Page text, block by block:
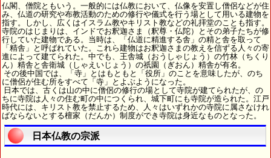
仏閣、僧院ともいう。一般的には仏教において、仏像を安置し僧侶などが住
み、仏道の研究や布教活動のための修行や儀式を行う場として用いる建物を
指す。しかし、広くはイスラム教やキリスト教などの礼拝堂のことも指す。
寺院のはじまりは、インドでお釈迦さま（釈尊・仏陀）とその弟子たちが修
行していた建物である。当時は、「仏道に精進する舎」の精と舎を取って
「精舎」と呼ばれていた。これら建物はお釈迦さまの教えを信ずる人々の寄
進によって建てられた。中でも、王舎城（おうしゃじょう）の竹林（ちくり
ん）精舎と舎衛城（しゃえいじょう）の祇園（ぎおん）精舎が有名。
その後中国では、「寺」とはもともと「役所」のことを意味したが、のち
に僧侶が住む所をすべて「寺」とよぶようになった。
日本では、古くは山の中に僧侶の修行の場として寺院が建てられたが、の
ちに寺院は人々の住む町の中につくられ、城下町にも寺院が造られた。江戸
時代には、キリスト教を禁止するため、人々はいずれかの寺院に属さなけれ
ばならないとする檀家（だんか）制度ができ寺院は身近なものとなった。
日本仏教の宗派